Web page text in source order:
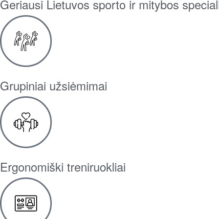
Geriausi Lietuvos sporto ir mitybos
Grupiniai užsiėmimai
Ergonomiški treniruokliai